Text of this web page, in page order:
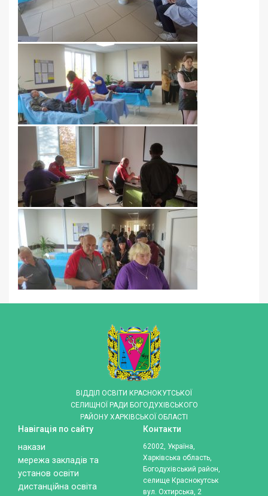
ВІДДІЛ ОСВІТИ КРАСНОКУТСЬКОЇ
СЕЛИЩНОЇ РАДИ БОГОДУХІВСЬКОГО
РАЙОНУ ХАРКІВСЬКОЇ ОБЛАСТІ
Навігація по сайту
накази
мережа закладів та
установ освіти
дистанційна освіта
Контакти
62002, Україна,
Харківська область,
Богодухівський район,
селище Краснокутськ
вул. Охтирська, 2